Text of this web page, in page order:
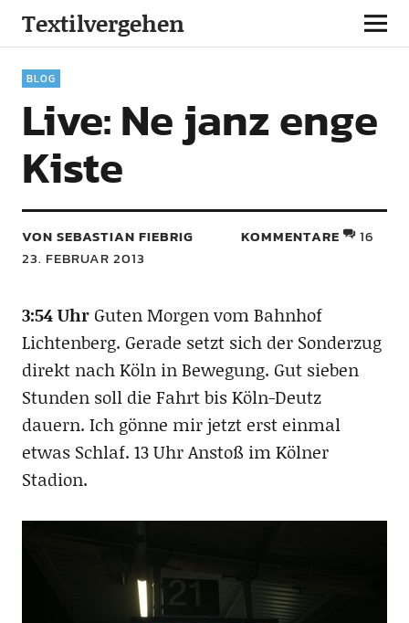
Textilvergehen
BLOG
Live: Ne janz enge
Kiste
VON SEBASTIAN FIEBRIG
23. FEBRUAR 2013
KOMMENTARE 16
3:54 UhrGuten Morgen vom Bahnhof
Lichtenberg. Gerade setzt sich der Sonderzug
direkt nach Köln in Bewegung. Gut sieben
Stunden soll die Fahrt bis Köln-Deutz
dauern. Ich gönne mir jetzt erst einmal
etwas Schlaf. 13 Uhr Anstoß im Kölner
Stadion.